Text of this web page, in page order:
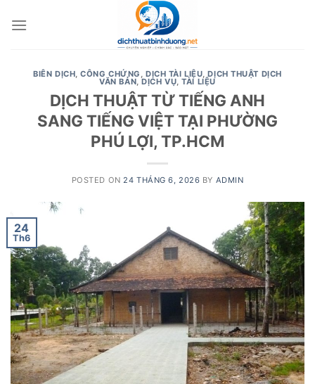
BIÊN DỊCH,CÔNG CHỨNG ,DỊCH TÀI LIỆU,DỊCH THUẬT DỊCH
VĂN BẢN,DỊCH VỤ,TÀI LIỆU
DỊCH THUẬT TỪ TIẾNG ANH
SANG TIẾNG VIỆT TẠI PHƯỜNG
PHÚ LỢI, TP.HCM
POSTED ON 24 THÁNG 6, 2026 BY ADMIN
24
Th6